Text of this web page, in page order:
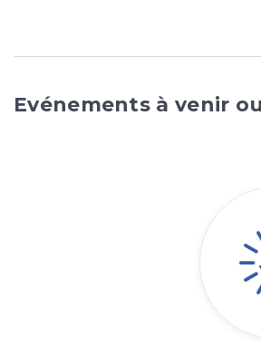
Evénements à venir